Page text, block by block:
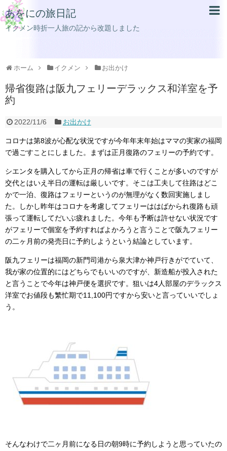
あをにの旅日記
イクメン時折一人旅の記から改題しました
ホーム イクメン お出かけ
帰省復路は阪九フェリーデラックス和洋室を予
約
2022/11/6 お出かけ
コロナは第8波が心配な状況ですが今年年末年始はママの実家の福岡
で過ごすことにしました。まずは正月復路のフェリーの予約です。
シエンタを購入してから正月の帰省は車で行くことが多いのですが
交代とはいえ半日の運転は厳しいです。そこは工夫して往路はどこ
かで一泊、復路はフェリーというのが無理がなく数回実施しまし
た。しかし昨年はコロナを考慮してフェリーははばかられ復路も頑
張って運転してだいぶ疲れました。今年も予断は許せない状況です
がフェリーで個室を予約すればよかろうと言うことで阪九フェリー
の二ヶ月前の発売日に予約しようという結論としています。
阪九フェリーは福岡の新門司港から泉大津か神戸行きがでていて、
我が家の位置的にはどちらでもいいのですが、新造船が投入された
と言うことで今年は神戸便を選択です。狙いは4人部屋のデラックス
洋室でお値段も繁忙期で11,100円ですから安いと言っていいでしょ
う。
そんなわけで二ヶ月前になる日の朝9時に予約しようと思っていたの